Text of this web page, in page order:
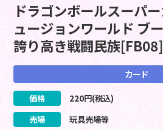
ドラゴンボールスーパ
ュージョンワールド ブ
誇り高き戦闘民族[FB08]
カード
価格 220円(税込)
売場
玩具売場等